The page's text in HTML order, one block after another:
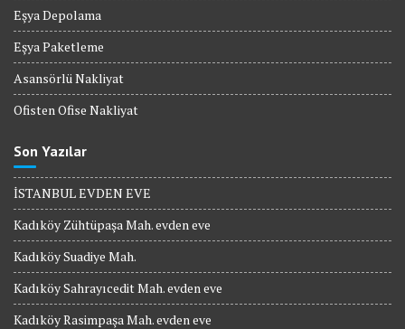
Eşya Depolama
Eşya Paketleme
Asansörlü Nakliyat
Ofisten Ofise Nakliyat
Son Yazılar
İSTANBUL EVDEN EVE
Kadıköy Zühtüpaşa Mah. evden eve
Kadıköy Suadiye Mah.
Kadıköy Sahrayıcedit Mah. evden eve
Kadıköy Rasimpaşa Mah. evden eve